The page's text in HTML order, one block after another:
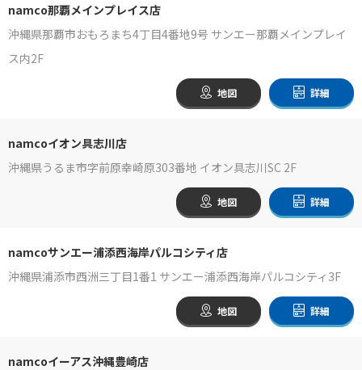
namco那覇メインプレイス店
沖縄県那覇市おもろまち4丁目4番地9号 サンエー那覇メインプレイ
ス内2F
地図 詳細
namcoイオン具志川店
沖縄県うるま市字前原幸崎原303番地 イオン具志川SC 2F
地図 詳細
namcoサンエー浦添西海岸パルコシティ店
沖縄県浦添市西洲三丁目1番1 サンエー浦添西海岸パルコシティ3F
地図 詳細
namcoイーアス沖縄豊崎店